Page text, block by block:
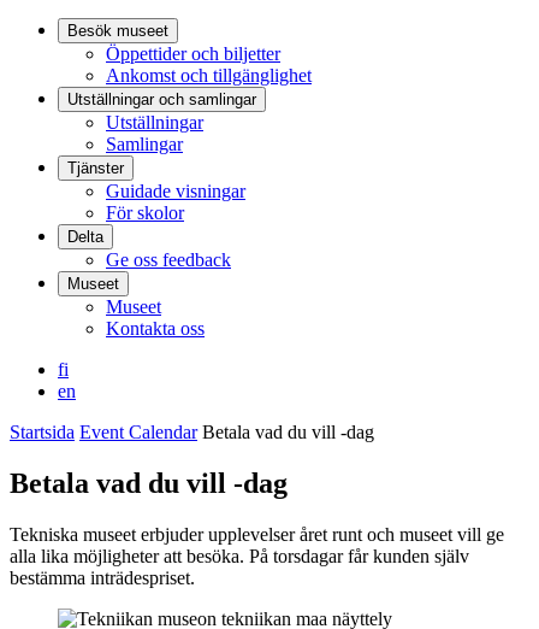
Besök museet
Öppettider och biljetter
Ankomst och tillgänglighet
Utställningar och samlingar
Utställningar
Samlingar
Tjänster
Guidade visningar
För skolor
Delta
Ge oss feedback
Museet
Museet
Kontakta oss
fi
en
Startsida Event Calendar Betala vad du vill -dag
Betala vad du vill -dag
Tekniska museet erbjuder upplevelser året runt och museet vill ge
alla lika möjligheter att besöka. På torsdagar får kunden själv
bestämma inträdespriset.